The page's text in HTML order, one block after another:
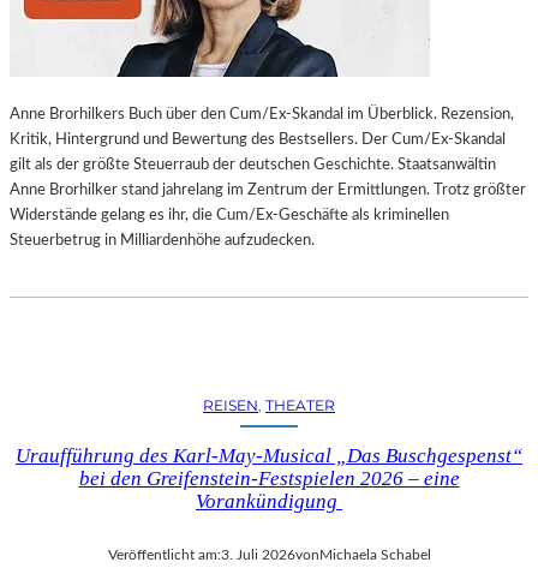
U
G
S
B
E
R
S
H
A
B
Anne Brorhilkers Buch über den Cum/Ex-Skandal im Überblick. Rezension,
Kritik, Hintergrund und Bewertung des Bestsellers. Der Cum/Ex-Skandal
gilt als der größte Steuerraub der deutschen Geschichte. Staatsanwältin
Anne Brorhilker stand jahrelang im Zentrum der Ermittlungen. Trotz größter
Widerstände gelang es ihr, die Cum/Ex-Geschäfte als kriminellen
Steuerbetrug in Milliardenhöhe aufzudecken.
REISEN, THEATER
Uraufführung des Karl-May-Musical „Das Buschgespenst“
bei den Greifenstein-Festspielen 2026 – eine
Vorankündigung
Veröffentlicht am:3. Juli 2026vonMichaela Schabel